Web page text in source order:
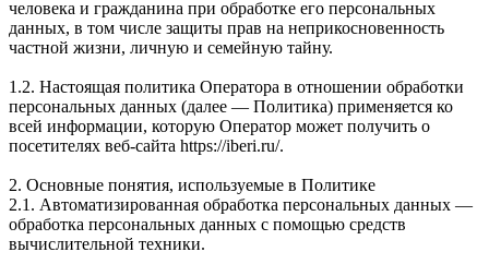
человека и гражданина при обработке его персональных
данных, в том числе защиты прав на неприкосновенность
частной жизни, личную и семейную тайну.
1.2. Настоящая политика Оператора в отношении обработки
персональных данных (далее — Политика) применяется ко
всей информации, которую Оператор может получить о
посетителях веб-сайта https://iberi.ru/.
2. Основные понятия, используемые в Политике
2.1. Автоматизированная обработка персональных данных —
обработка персональных данных с помощью средств
вычислительной техники.